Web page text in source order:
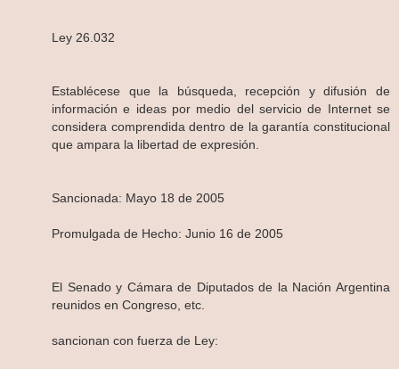
Ley 26.032
Establécese que la búsqueda, recepción y difusión de
información e ideas por medio del servicio de Internet se
considera comprendida dentro de la garantía constitucional
que ampara la libertad de expresión.
Sancionada: Mayo 18 de 2005
Promulgada de Hecho: Junio 16 de 2005
El Senado y Cámara de Diputados de la Nación Argentina
reunidos en Congreso, etc.
sancionan con fuerza de Ley: